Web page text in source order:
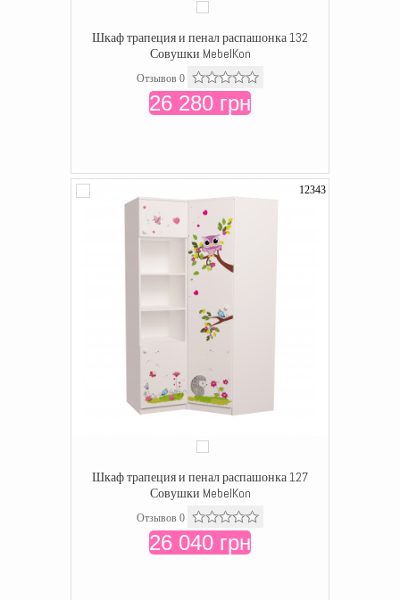
Шкаф трапеция и пенал распашонка 132
Совушки MebelKon
Отзывов 0
26 280 грн
12343
Шкаф трапеция и пенал распашонка 127
Совушки MebelKon
Отзывов 0
26 040 грн